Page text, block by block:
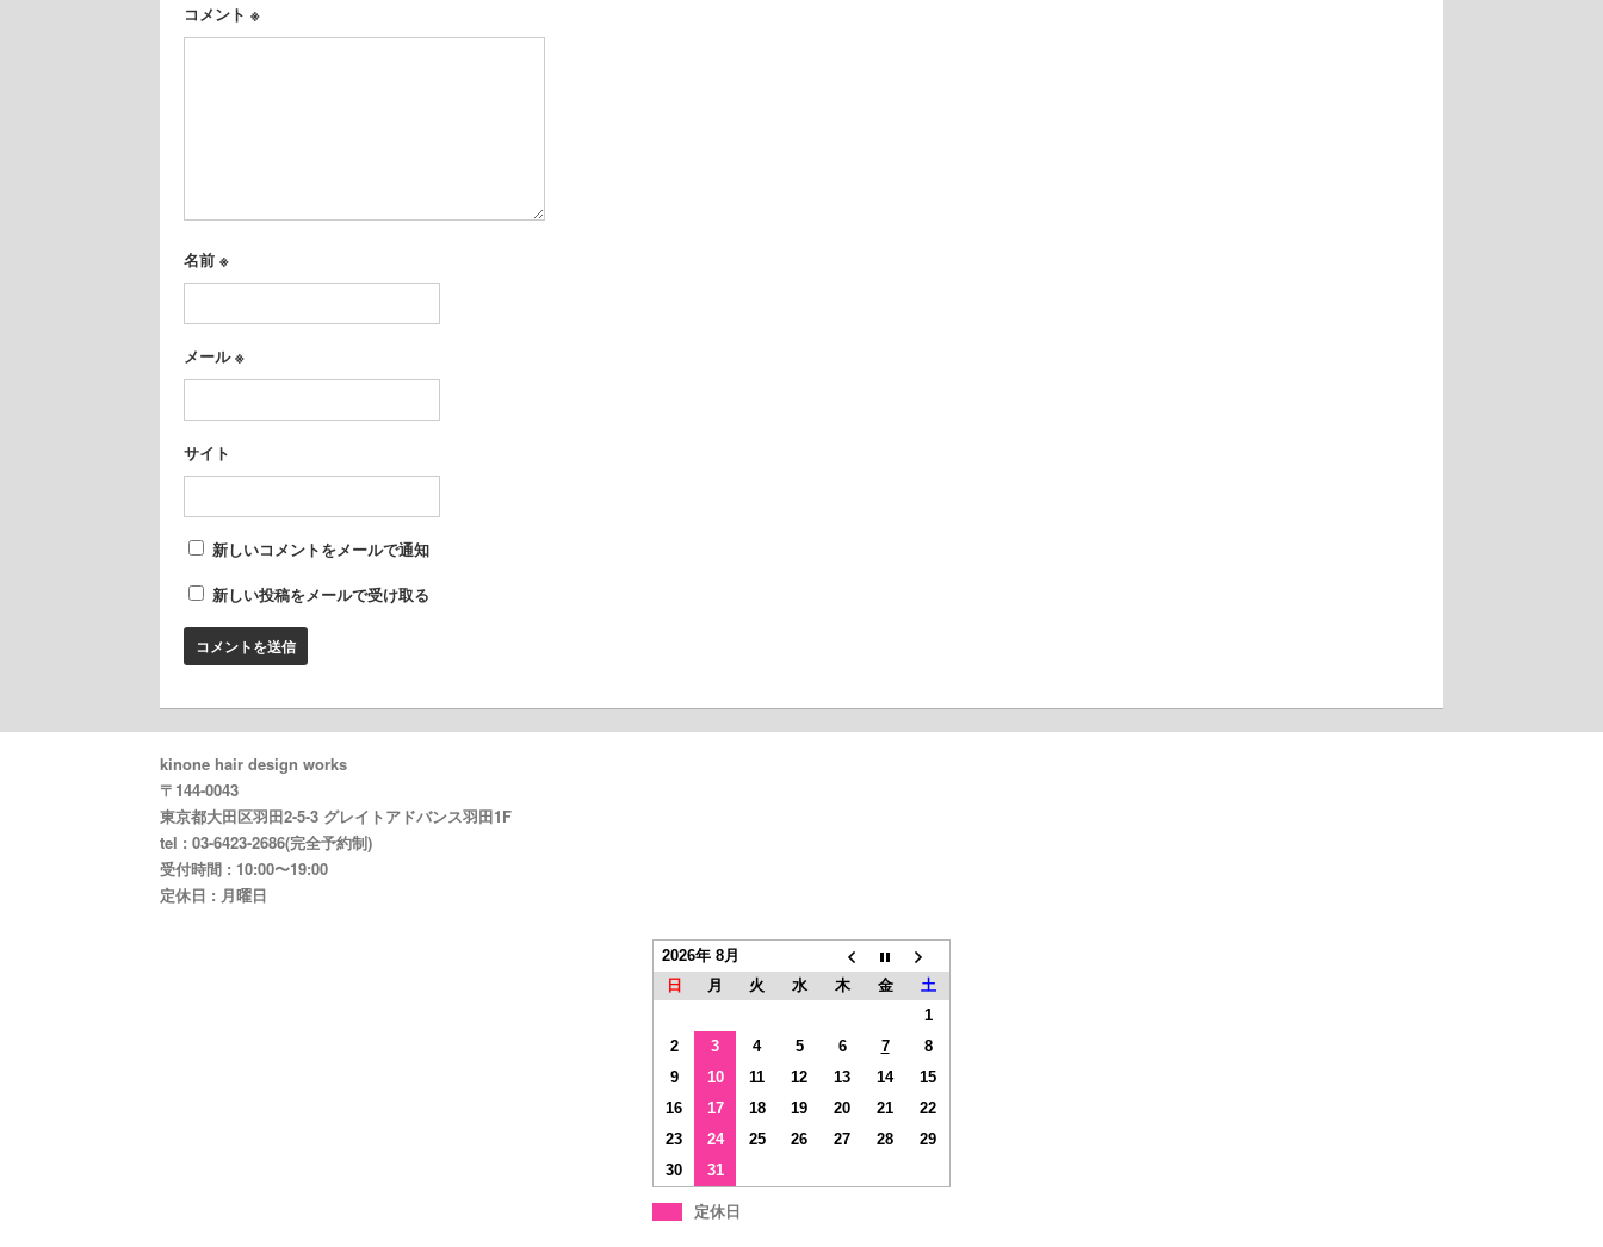
コメント※
名前※
メール※
サイト
新しいコメントをメールで通知
新しい投稿をメールで受け取る
kinone hair design works
〒144-0043
東京都大田区羽田2-5-3 グレイトアドバンス羽田1F
tel : 03-6423-2686(完全予約制)
受付時間 : 10:00〜19:00
定休日 : 月曜日
2026年 8月
日
月 火 水 木 金
土
1
2
3 4 5 6 7
8
9
10 11 12 13 14
15
16
17 18 19 20 21
22
23
24 25 26 27 28
29
30
31
定休日